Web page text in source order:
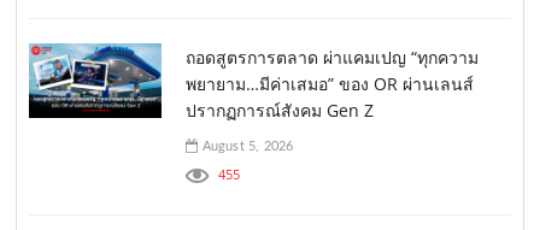
ถอดสูตรการตลาด ผ่าแคมเปญ “ทุกความ
พยายาม…มีค่าเสมอ” ของ OR ผ่านเลนส์
ปรากฏการณ์สังคม Gen Z
August 5, 2026
455